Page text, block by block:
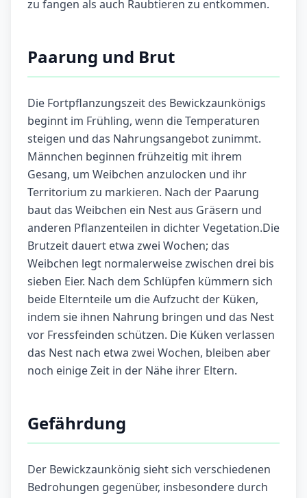
zu fangen als auch Raubtieren zu entkommen.
Paarung und Brut
Die Fortpflanzungszeit des Bewickzaunkönigs
beginnt im Frühling, wenn die Temperaturen
steigen und das Nahrungsangebot zunimmt.
Männchen beginnen frühzeitig mit ihrem
Gesang, um Weibchen anzulocken und ihr
Territorium zu markieren. Nach der Paarung
baut das Weibchen ein Nest aus Gräsern und
anderen Pflanzenteilen in dichter Vegetation.Die
Brutzeit dauert etwa zwei Wochen; das
Weibchen legt normalerweise zwischen drei bis
sieben Eier. Nach dem Schlüpfen kümmern sich
beide Elternteile um die Aufzucht der Küken,
indem sie ihnen Nahrung bringen und das Nest
vor Fressfeinden schützen. Die Küken verlassen
das Nest nach etwa zwei Wochen, bleiben aber
noch einige Zeit in der Nähe ihrer Eltern.
Gefährdung
Der Bewickzaunkönig sieht sich verschiedenen
Bedrohungen gegenüber, insbesondere durch